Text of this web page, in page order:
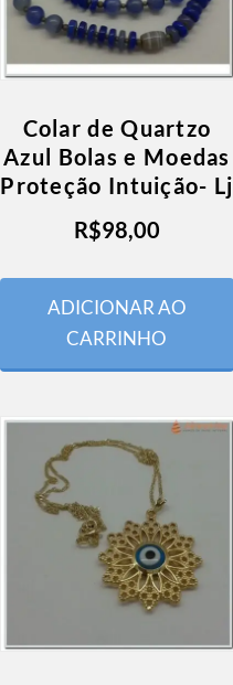
Colar de Quartzo
Azul Bolas e Moedas
Proteção Intuição- Lj
R$98,00
ADICIONAR AO
CARRINHO